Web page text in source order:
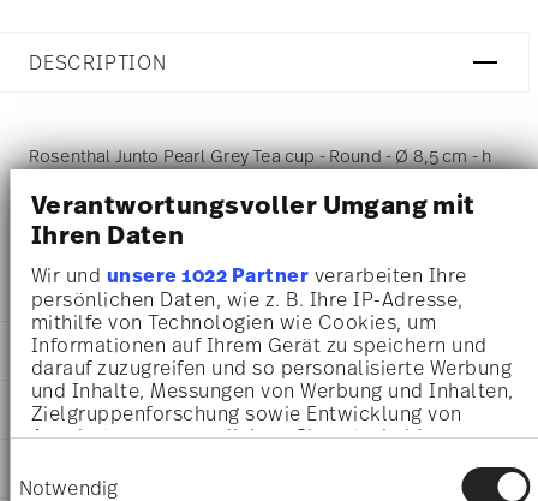
Verantwortungsvoller Umgang mit
Ihren Daten
Wir und unsere 1022 Partnerverarbeiten Ihre
persönlichen Daten, wie z. B. Ihre IP-Adresse,
mithilfe von Technologien wie Cookies, um
Informationen auf Ihrem Gerät zu speichern und
darauf zuzugreifen und so personalisierte Werbung
und Inhalte, Messungen von Werbung und Inhalten,
Zielgruppenforschung sowie Entwicklung von
Angeboten zu ermöglichen. Sie entscheiden
Sie können Ihre Einwilligung jederzeit über die
Notwendig
DESCRIPTION
Rosenthal Junto Pearl Grey Tea cup - Round - Ø 8,5 cm - h
6,0 cm - 0,240 l, Porcelain Pearl Grey
DETAILS
Rosenthal
Junto
Pearl Grey
Porcelain
Pearl Grey
4012438522616
DIMENSIONS
8,50 cm
11,60 cm
9,00 cm
AWARD WINNER